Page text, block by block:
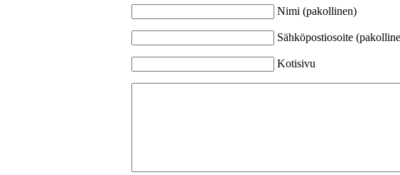
Nimi (pakollinen)
Sähköpostiosoite
Kotisivu